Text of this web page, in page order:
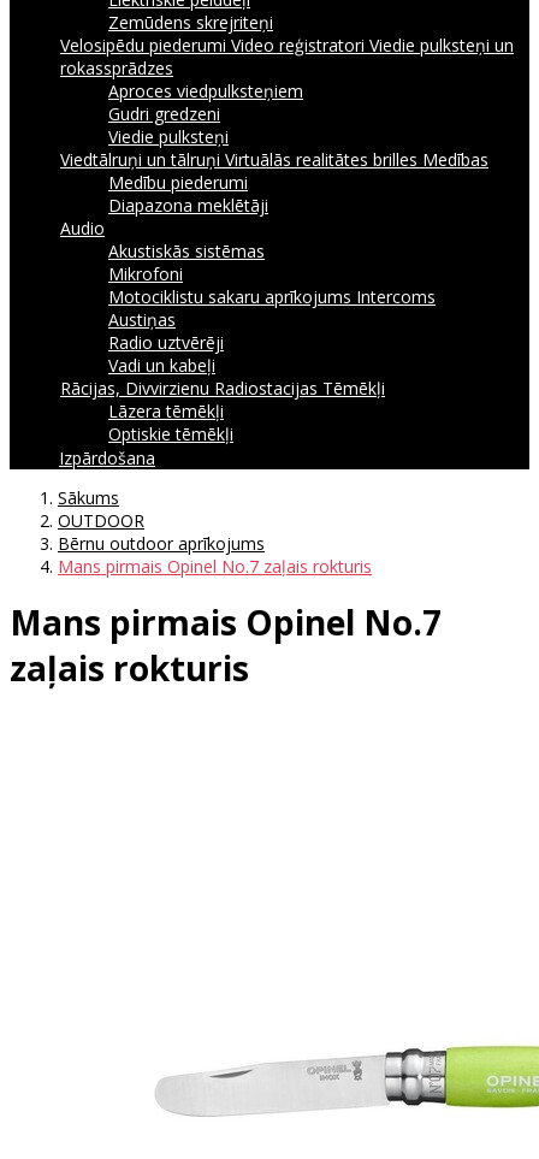
Zemūdens skrejriteņi
Velosipēdu piederumi Video reģistratori Viedie pulksteņi un
rokassprādzes
Aproces viedpulksteņiem
Gudri gredzeni
Viedie pulksteņi
Viedtālruņi un tālruņi Virtuālās realitātes brilles Medības
Medību piederumi
Diapazona meklētāji
Audio
Akustiskās sistēmas
Mikrofoni
Motociklistu sakaru aprīkojums Intercoms
Austiņas
Radio uztvērēji
Vadi un kabeļi
Rācijas, Divvirzienu Radiostacijas Tēmēkļi
Lāzera tēmēkļi
Optiskie tēmēkļi
Izpārdošana
Sākums
OUTDOOR
Bērnu outdoor aprīkojums
Mans pirmais Opinel No.7 zaļais rokturis
Mans pirmais Opinel No.7
zaļais rokturis